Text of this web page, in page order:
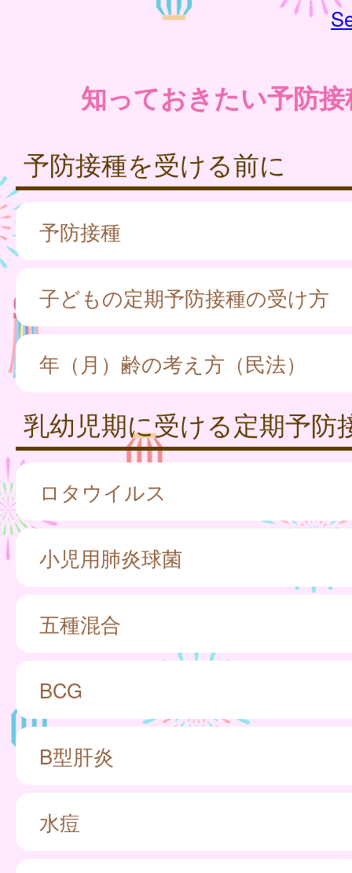
知っておきたい予防
予防接種を受ける前に
予防接種
子どもの定期予防接種の受け方
年（月）齢の考え方（民法）
乳幼児期に受ける定期予防
ロタウイルス
小児用肺炎球菌
五種混合
BCG
B型肝炎
水痘